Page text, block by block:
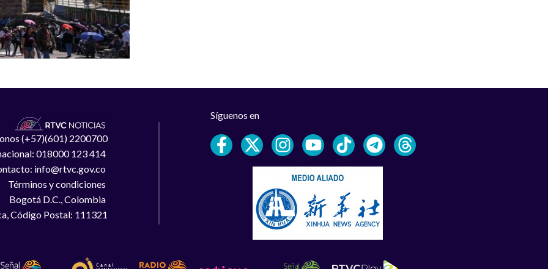
(+57)(601) 2200700
018000 123 414
info@rtvc.gov.co
Términos y condiciones
Bogotá D.C., Colombia
Código Postal: 111321
Síguenos en